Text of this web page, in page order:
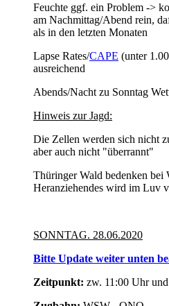
Feuchte ggf. ein Problem ->
am Nachmittag/Abend rein,
als in den letzten Monaten
Lapse Rates/CAPE (unter
ausreichend
Abends/Nacht zu Sonntag
Hinweis zur Jagd:
Die Zellen werden sich nicht
aber auch nicht "überrannt"
Thüringer Wald bedenken bei
Heranziehendes wird im Luv
SONNTAG. 28.06.2020
Bitte Update weiter unten
Zeitpunkt: zw. 11:00 Uhr